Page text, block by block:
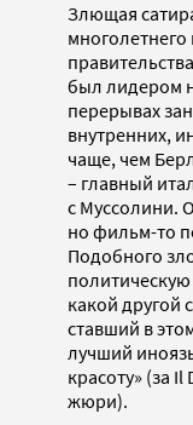
Злющая
многолетнего
был лидером
перерывах
внутренних,
чаще, чем
– главный
с Муссолини.
но фильм-то
Подобного
какой другой
ставший в
лучший
красоту» (за
жюри).